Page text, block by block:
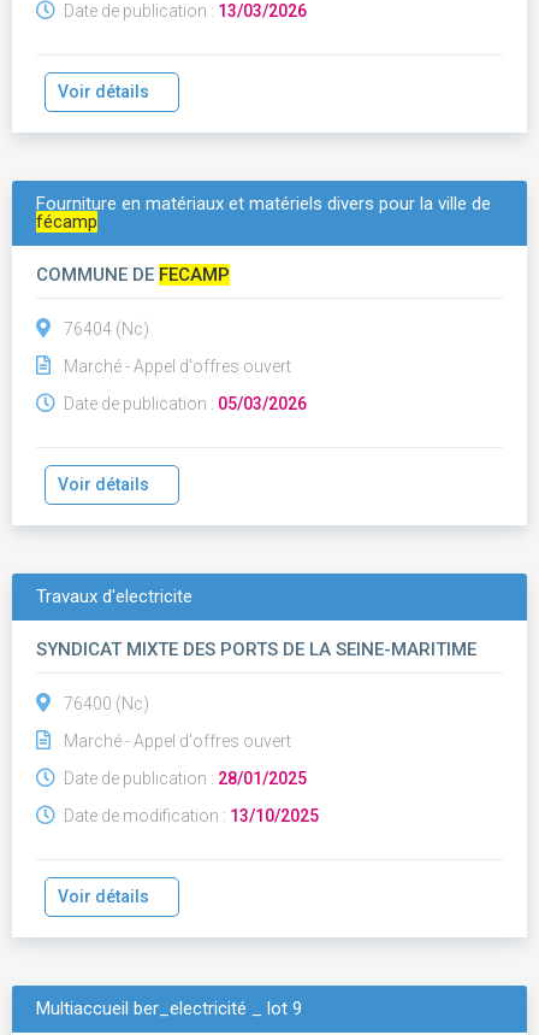
Date de publication : 13/03/2026
Voir détails
Fourniture en matériaux et matériels divers pour la ville de
fécamp
COMMUNE DE FECAMP
76404 (Nc)
Marché - Appel d'offres ouvert
Date de publication : 05/03/2026
Voir détails
Travaux d'electricite
SYNDICAT MIXTE DES PORTS DE LA SEINE-MARITIME
76400 (Nc)
Marché - Appel d'offres ouvert
Date de publication : 28/01/2025
Date de modification : 13/10/2025
Voir détails
Multiaccueil ber_electricité _ lot 9